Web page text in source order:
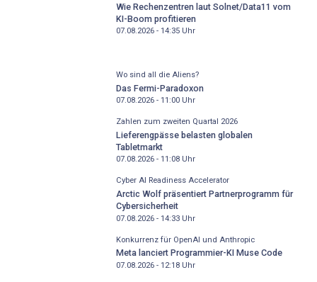
Wie Rechenzentren laut Solnet/Data11 vom
KI-Boom profitieren
07.08.2026 - 14:35Uhr
Wo sind all die Aliens?
Das Fermi-Paradoxon
07.08.2026 - 11:00Uhr
Zahlen zum zweiten Quartal 2026
Lieferengpässe belasten globalen
Tabletmarkt
07.08.2026 - 11:08Uhr
Cyber AI Readiness Accelerator
Arctic Wolf präsentiert Partnerprogramm für
Cybersicherheit
07.08.2026 - 14:33Uhr
Konkurrenz für OpenAI und Anthropic
Meta lanciert Programmier-KI Muse Code
07.08.2026 - 12:18Uhr